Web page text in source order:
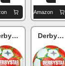
Amazon
Bundesliga